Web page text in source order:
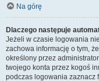
Na górę
Dlaczego następuje
Jeżeli w czasie logowania
zachowa informację o tym,
określony przez
twojego konta przez kogoś
podczas logowania zaznacz